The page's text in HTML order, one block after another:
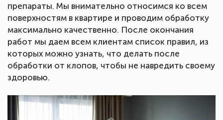
препараты. Мы внимательно относимся ко всем
поверхностям в квартире и проводим обработку
максимально качественно. После окончания
работ мы даем всем клиентам список правил, из
которых можно узнать, что делать после
обработки от клопов, чтобы не навредить своему
здоровью.